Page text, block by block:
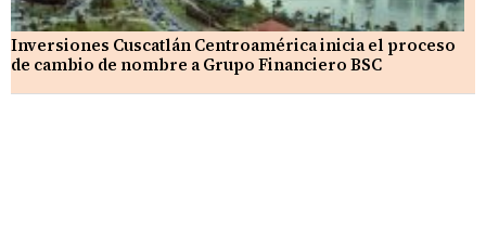
Inversiones Cuscatlán Centroamérica inicia el proceso
de cambio de nombre a Grupo Financiero BSC